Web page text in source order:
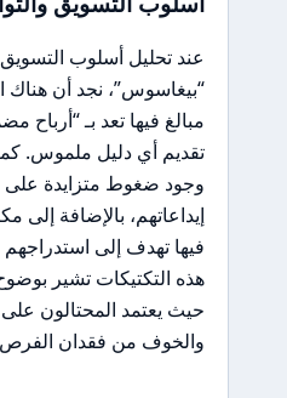
عند تحليل أسلوب
“بيغاسوس”، نجد أن هناك
مبالغ فيها تعد بـ “أرباح
تقديم أي دليل ملموس. كما
وجود ضغوط متزايدة على
إيداعاتهم، بالإضافة
فيها تهدف إلى
هذه التكتيكات تشير
حيث يعتمد المحتالون
والخوف من فقدان